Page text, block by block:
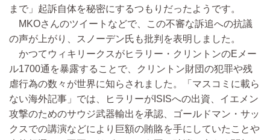
まで」起訴自体を秘密にするつもりだったようです。
MKOさんのツイートなどで、この不審な訴追への抗議
の声が上がり、スノーデン氏も批判を表明しました。
かつてウィキリークスがヒラリー・クリントンのEメー
ル1700通を暴露することで、クリントン財団の犯罪や残
虐行為の数々が世界に知らされました。「マスコミに載ら
ない海外記事」では、ヒラリーがISISへの出資、イエメン
攻撃のためのサウジ武器輸出を承認、ゴールドマン・サッ
クスでの講演などにより巨額の賄賂を手にしていたことや